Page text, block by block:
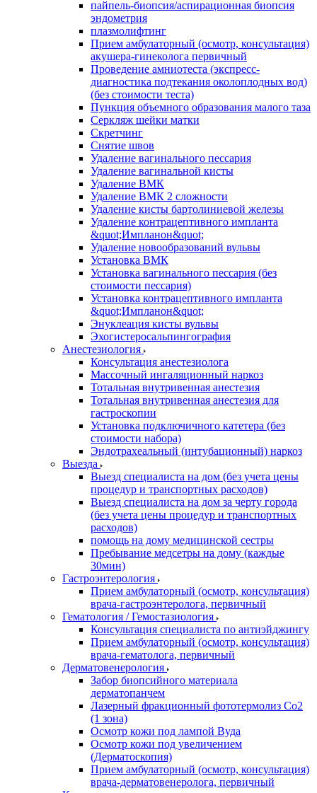
пайпель-биопсия/аспирационная биопсия
эндометрия
плазмолифтинг
Прием амбулаторный (осмотр, консультация)
акушера-гинеколога первичный
Проведение амниотеста (экспресс-
диагностика подтекания околоплодных вод)
(без стоимости теста)
Пункция объемного образования малого таза
Серкляж шейки матки
Скретчинг
Снятие швов
Удаление вагинального пессария
Удаление вагинальной кисты
Удаление ВМК
Удаление ВМК 2 сложности
Удаление кисты бартолиниевой железы
Удаление контрацептивного импланта
&quot;Импланон&quot;
Удаление новообразований вульвы
Установка ВМК
Установка вагинального пессария (без
стоимости пессария)
Установка контрацептивного импланта
&quot;Импланон&quot;
Энуклеация кисты вульвы
Эхогистеросальпингография
Анестезиология
Консультация анестезиолога
Массочный ингаляционный наркоз
Тотальная внутривенная анестезия
Тотальная внутривенная анестезия для
гастроскопии
Установка подключичного катетера (без
стоимости набора)
Эндотрахеальный (интубационный) наркоз
Выезда
Выезд специалиста на дом (без учета цены
процедур и транспортных расходов)
Выезд специалиста на дом за черту города
(без учета цены процедур и транспортных
расходов)
помощь на дому медицинской сестры
Пребывание медсетры на дому (каждые
30мин)
Гастроэнтерология
Прием амбулаторный (осмотр, консультация)
врача-гастроэнтеролога, первичный
Гематология / Гемостазиология
Консультация специалиста по антиэйджингу
Прием амбулаторный (осмотр, консультация)
врача-гематолога, первичный
Дерматовенерология
Забор биопсийного материала
дерматопанчем
Лазерный фракционный фототермолиз Со2
(1 зона)
Осмотр кожи под лампой Вуда
Осмотр кожи под увеличением
(Дерматоскопия)
Прием амбулаторный (осмотр, консультация)
врача-дерматовенеролога, первичный